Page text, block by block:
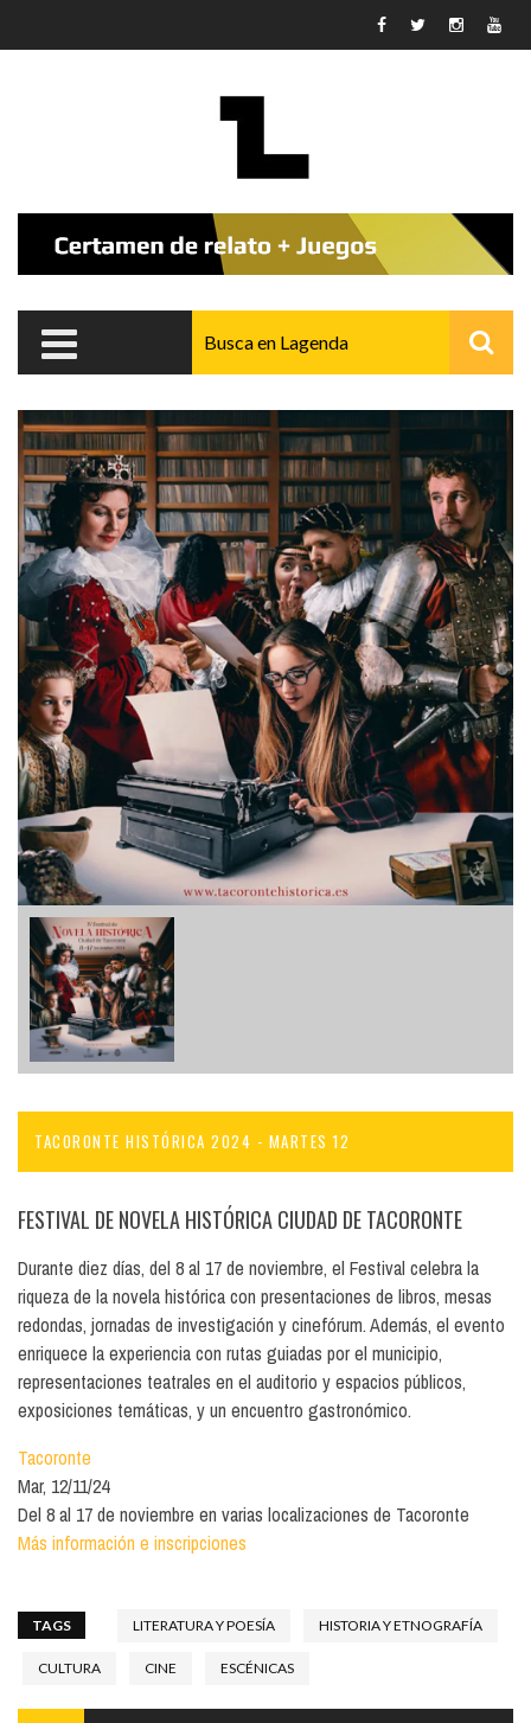
TACORONTE HISTÓRICA 2024 - MARTES 12
FESTIVAL DE NOVELA HISTÓRICA CIUDAD DE TACORONTE
Durante diez días, del 8 al 17 de noviembre, el Festival celebra la
riqueza de la novela histórica con presentaciones de libros, mesas
redondas, jornadas de investigación y cinefórum. Además, el evento
enriquece la experiencia con rutas guiadas por el municipio,
representaciones teatrales en el auditorio y espacios públicos,
exposiciones temáticas, y un encuentro gastronómico.
Tacoronte
Mar, 12/11/24
Del 8 al 17 de noviembre en varias localizaciones de Tacoronte
Más información e inscripciones
TAGS LITERATURA Y POESÍA HISTORIA Y ETNOGRAFÍA
CULTURA CINE ESCÉNICAS